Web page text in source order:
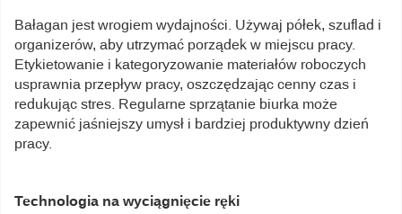
Bałagan jest wrogiem wydajności. Używaj półek, szuflad i
organizerów, aby utrzymać porządek w miejscu pracy.
Etykietowanie i kategoryzowanie materiałów roboczych
usprawnia przepływ pracy, oszczędzając cenny czas i
redukując stres. Regularne sprzątanie biurka może
zapewnić jaśniejszy umysł i bardziej produktywny dzień
pracy.
Technologia na wyciągnięcie ręki